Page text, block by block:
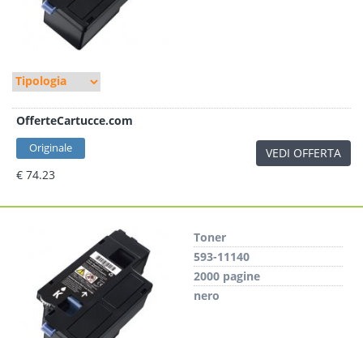
OfferteCartucce.com
Originale
€ 74.23
VEDI OFFERTA
Toner
593-11140
2000 pagine
nero